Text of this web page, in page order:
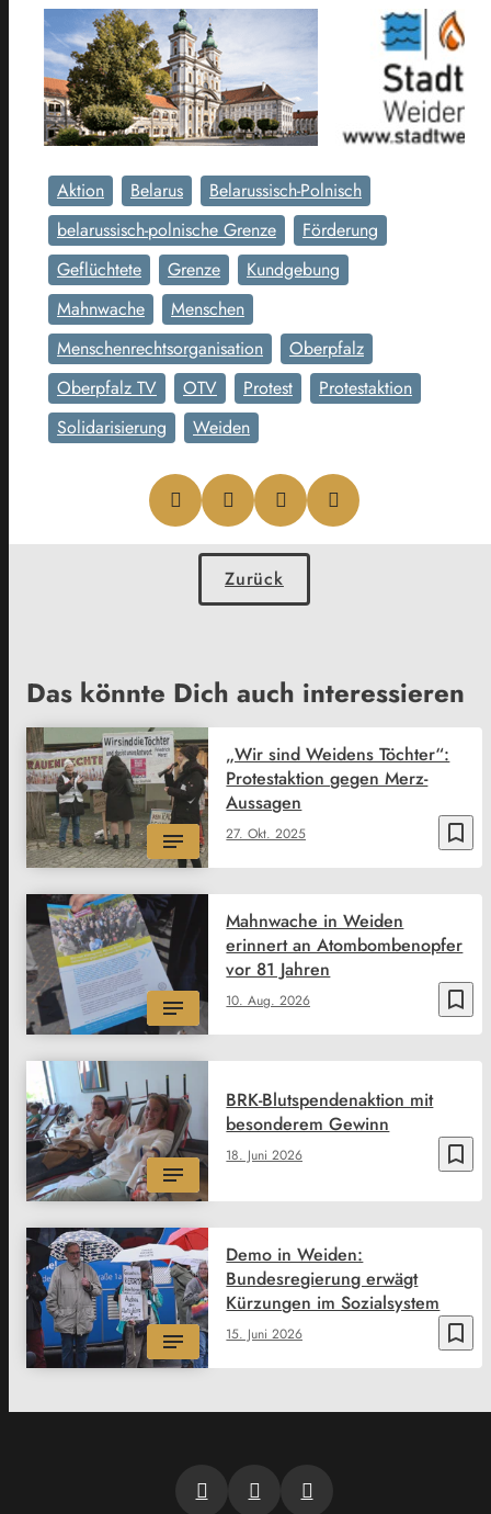
Aktion Belarus
Belarussisch-Polnisch
belarussisch-polnische Grenze
Förderung
Geflüchtete
Grenze
Kundgebung
Mahnwache
Menschen
Menschenrechtsorganisation
Oberpfalz
Oberpfalz TV
OTV Protest
Protestaktion
Solidarisierung
Weiden
Zurück
Das könnte Dich auch interessieren
bookmark_border
27. Okt. 2025
„Wir sind Weidens Töchter“:
Protestaktion gegen Merz-
Aussagen
bookmark_border
10. Aug. 2026
Mahnwache in Weiden
erinnert an Atombombenopfer
vor 81 Jahren
bookmark_border
18. Juni 2026
BRK-Blutspendenaktion mit
besonderem Gewinn
bookmark_border
15. Juni 2026
Demo in Weiden:
Bundesregierung erwägt
Kürzungen im Sozialsystem